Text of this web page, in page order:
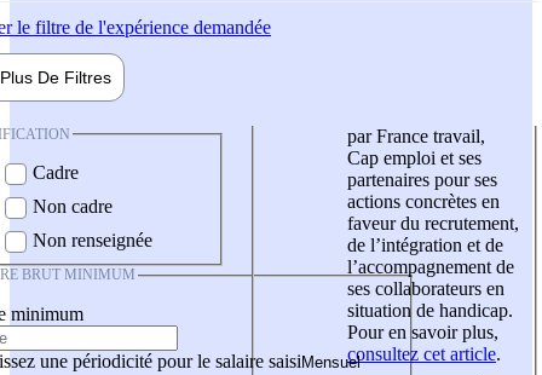
le filtre de l'expérience demandée
Plus De Filtres
Cadre
Non cadre
Non renseignée
BRUT MINIMUM
minimum
une périodicité pour le salaire saisi
par France travail,
Cap emploi et ses
partenaires pour ses
actions concrètes en
faveur du recrutement,
de l’intégration et de
l’accompagnement de
ses collaborateurs en
situation de handicap.
Pour en savoir plus,
consultez cet article.